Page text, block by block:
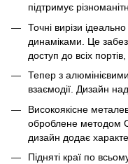
підтримує
Точні вирізи
динаміками. Це
доступ до всіх
Тепер з
взаємодії. Дизайн
Високоякісне
оброблене методом
дизайн додає
Підняті краї по